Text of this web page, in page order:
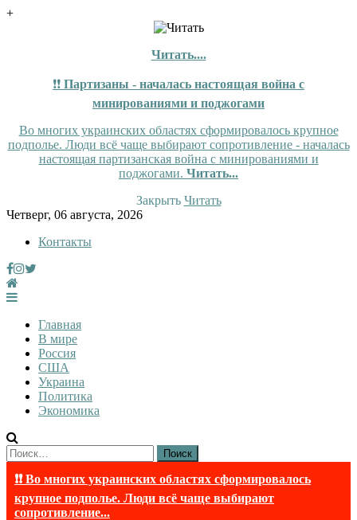
+
Читать....
❗❗ Партизаны - началась настоящая война с
минированиями и поджогами
Во многих украинских областях сформировалось крупное
подполье. Люди всё чаще выбирают сопротивление - началась
настоящая партизанская война с минированиями и
поджогами. Читать...
Закрыть Читать
Skip
content
Четверг, 06 августа, 2026
Контакты
Tewi
Tewi — Новости
Главная
В мире
Россия
США
Украина
Политика
Экономика
Найти:
❗❗ Во многих украинских областях сформировалось
крупное подполье. Люди всё чаще выбирают
сопротивление...